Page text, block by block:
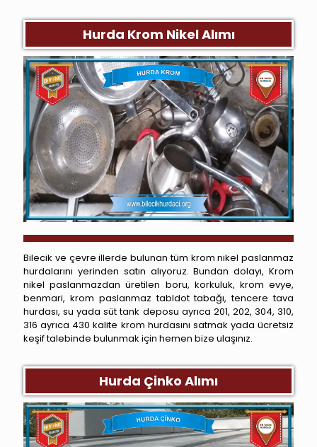
Hurda Krom Nikel Alımı
Bilecik ve çevre illerde bulunan tüm krom nikel paslanmaz
hurdalarını yerinden satın alıyoruz. Bundan dolayı, Krom
nikel paslanmazdan üretilen boru, korkuluk, krom evye,
benmari, krom paslanmaz tabldot tabağı, tencere tava
hurdası, su yada süt tank deposu ayrıca 201, 202, 304, 310,
316 ayrıca 430 kalite krom hurdasını satmak yada ücretsiz
keşif talebinde bulunmak için hemen bize ulaşınız.
Hurda Çinko Alımı